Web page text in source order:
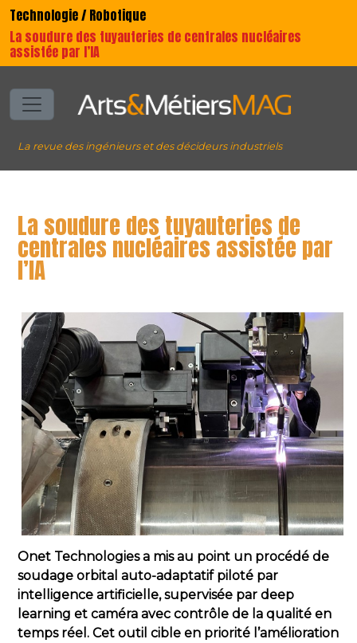
Technologie / Robotique
La soudure des tuyauteries de centrales nucléaires
assistée par l’IA
La revue des ingénieurs et des décideurs industriels
La soudure des tuyauteries de
centrales nucléaires assistée par
l’IA
Onet Technologies a mis au point un procédé de
soudage orbital auto-adaptatif piloté par
intelligence artificielle, supervisée par deep
learning et caméra avec contrôle de la qualité en
temps réel. Cet outil cible en priorité l’amélioration